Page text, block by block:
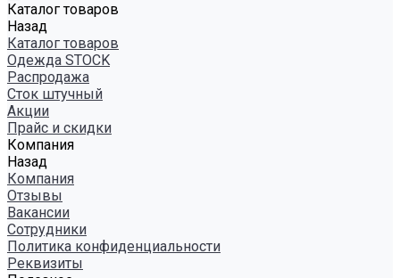
Каталог товаров
Назад
Каталог товаров
Одежда STOCK
Распродажа
Сток штучный
Акции
Прайс и скидки
Компания
Назад
Компания
Отзывы
Вакансии
Сотрудники
Политика конфиденциальности
Реквизиты